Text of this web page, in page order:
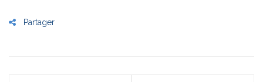
Partager